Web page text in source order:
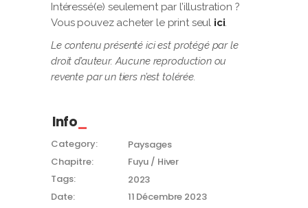
Intéressé(e) seulement par l’illustration ?
Vous pouvez acheter le print seul ici.
Le contenu présenté ici est protégé par le
droit d’auteur. Aucune reproduction ou
revente par un tiers n’est tolérée.
Info
Category:
Paysages
Chapitre:
Fuyu / Hiver
Tags:
2023
Date:
11 Décembre 2023